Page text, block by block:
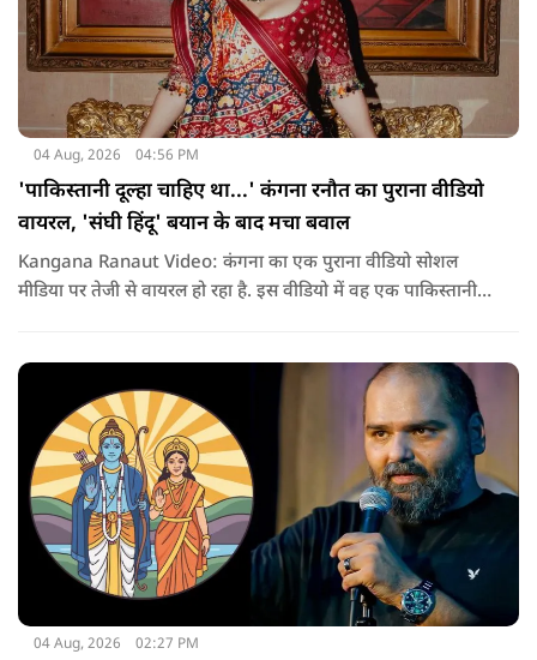
04 Aug, 2026 04:56 PM
'पाकिस्तानी दूल्हा चाहिए था...' कंगना रनौत का पुराना वीडियो
वायरल, 'संघी हिंदू' बयान के बाद मचा बवाल
Kangana Ranaut Video: कंगना का एक पुराना वीडियो सोशल
मीडिया पर तेजी से वायरल हो रहा है. इस वीडियो में वह एक पाकिस्तानी
चर्चा कर रहे हैं.
04 Aug, 2026 02:27 PM